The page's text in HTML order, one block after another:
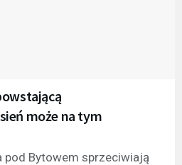
może na tym
pod Bytowem sprzeciwiają